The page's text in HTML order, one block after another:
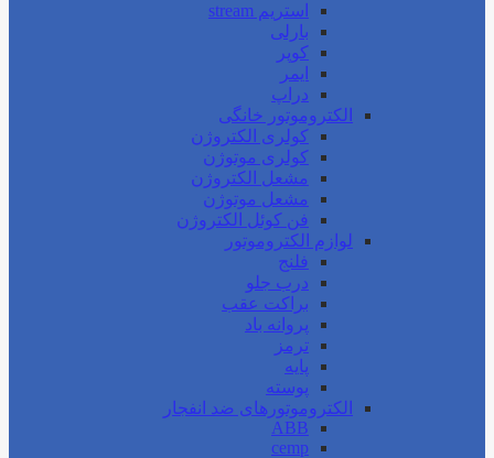
استریم stream
بارلی
کوپر
ایمر
دراپ
الکتروموتور خانگی
کولری الکتروژن
کولری موتوژن
مشعل الکتروژن
مشعل موتوژن
فن کوئل الکتروژن
لوازم الکتروموتور
فلنج
درب جلو
براکت عقب
پروانه باد
ترمز
پایه
پوسته
الکتروموتورهای ضد انفجار
ABB
cemp